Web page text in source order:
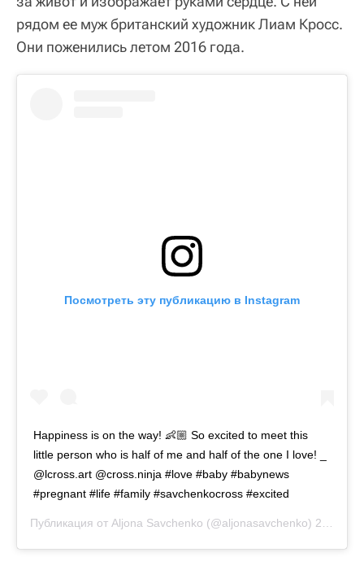
рядом ее муж британский художник Лиам Кросс.
Они поженились летом 2016 года.
Посмотреть эту публикацию в Instagram
Happiness is on the way! 👶🏼 So excited to meet this
little person who is half of me and half of the one I love! _
@lcross.art @cross.ninja #love #baby #babynews
#pregnant #life #family #savchenkocross #excited
Публикация от Aljona Savchenko (@aljonasavchenko) 23 Апр 2019 в 11:39 PDT